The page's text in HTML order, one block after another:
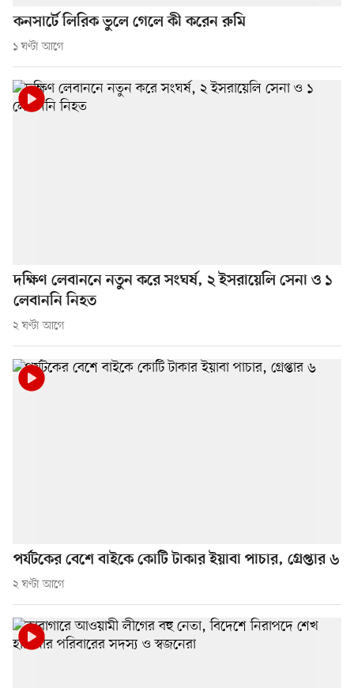
কনসার্টে লিরিক ভুলে গেলে কী করেন রুমি
১ ঘণ্টা আগে
দক্ষিণ লেবাননে নতুন করে সংঘর্ষ, ২ ইসরায়েলি সেনা ও ১
লেবাননি নিহত
২ ঘণ্টা আগে
পর্যটকের বেশে বাইকে কোটি টাকার ইয়াবা পাচার, গ্রেপ্তার ৬
২ ঘণ্টা আগে